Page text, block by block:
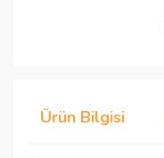
Ürün Bilgisi